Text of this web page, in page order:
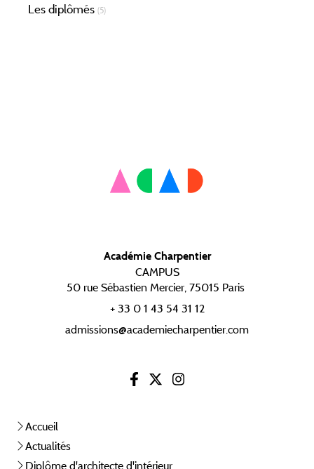
Les diplômés (5)
Académie Charpentier
CAMPUS
50 rue Sébastien Mercier, 75015 Paris
+ 33 0 1 43 54 31 12
admissions@academiecharpentier.com
Accueil
Actualités
Diplôme d'architecte d'intérieur